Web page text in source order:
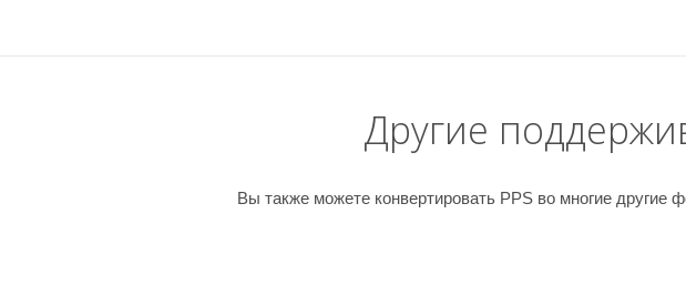
Другие
Вы также можете конвертировать PPS во многие